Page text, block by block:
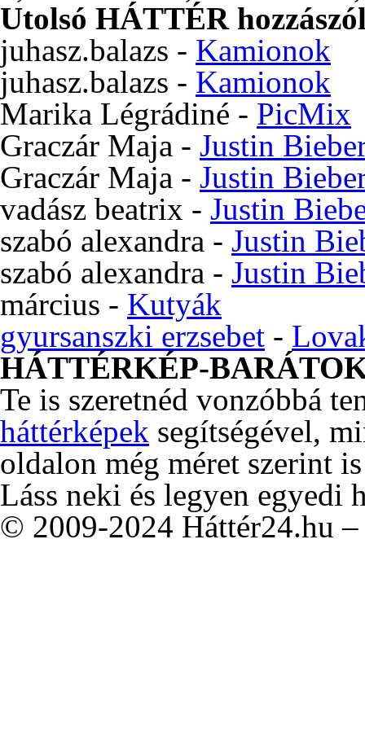
Utolsó HÁTTÉR
juhasz.balazs - Kamionok
juhasz.balazs - Kamionok
Marika Légrádiné - PicMix
Graczár Maja - Justin
Graczár Maja - Justin
vadász beatrix - Justin
szabó alexandra - Justin
szabó alexandra - Justin
március - Kutyák
gyursanszki erzsebet -
HÁTTÉRKÉP-
Te is szeretnéd vonzóbbá
háttérképek segítségével,
oldalon még méret szerint
Láss neki és legyen egyedi
© 2009-2024 Háttér24.hu